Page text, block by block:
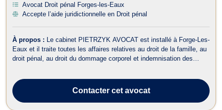
Avocat Droit pénal Forges-les-Eaux
Accepte l’aide juridictionnelle en Droit pénal
À propos :
Le cabinet PIETRZYK AVOCAT est installé à Forge-Les-
Eaux et il traite toutes les affaires relatives au droit de la famille, au
droit pénal, au droit du dommage corporel et indemnisation des
qu...
Contactercet avocat